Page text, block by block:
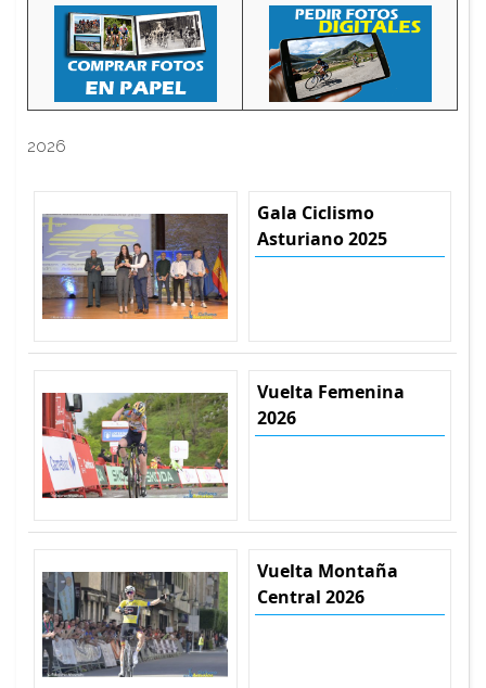
2026
Gala Ciclismo
Asturiano 2025
Vuelta Femenina
2026
Vuelta Montaña
Central 2026